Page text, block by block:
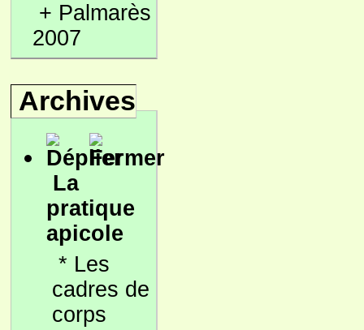
+ Palmarès
2007
Archives
La
pratique
apicole
* Les
cadres de
corps